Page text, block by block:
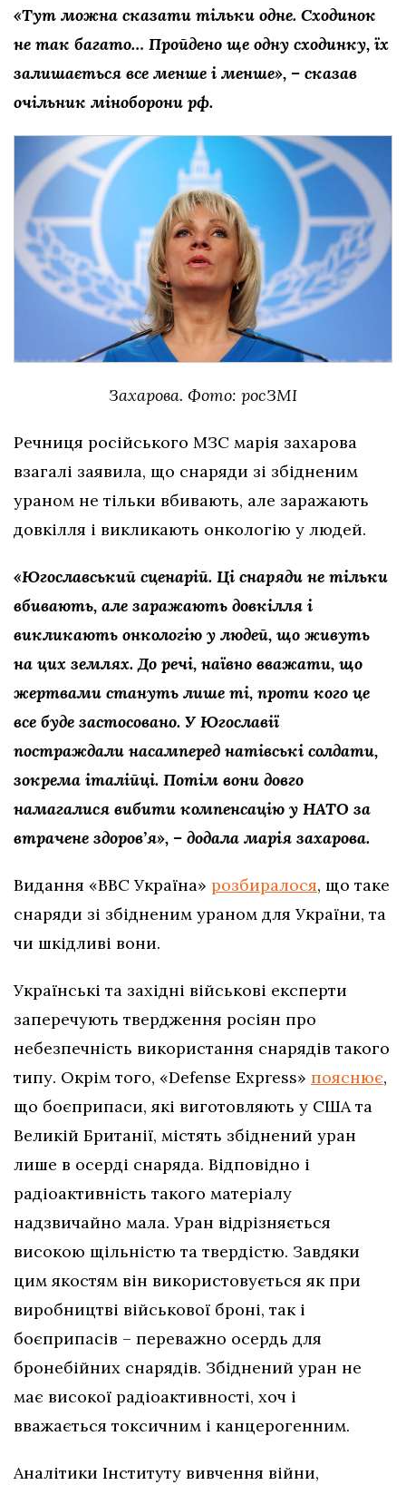
«Тут можна сказати тільки одне. Сходинок
не так багато… Пройдено ще одну сходинку, їх
залишається все менше і менше», – сказав
очільник міноборони рф.
Захарова. Фото: росЗМІ
Речниця російського МЗС марія захарова
взагалі заявила, що снаряди зі збідненим
ураном не тільки вбивають, але заражають
довкілля і викликають онкологію у людей.
«Югославський сценарій. Ці снаряди не тільки
вбивають, але заражають довкілля і
викликають онкологію у людей, що живуть
на цих землях. До речі, наївно вважати, що
жертвами стануть лише ті, проти кого це
все буде застосовано. У Югославії
постраждали насамперед натівські солдати,
зокрема італійці. Потім вони довго
намагалися вибити компенсацію у НАТО за
втрачене здоров’я», – додала марія захарова.
Видання «BBC Україна» розбиралося, що таке
снаряди зі збідненим ураном для України, та
чи шкідливі вони.
Українські та західні військові експерти
заперечують твердження росіян про
небезпечність використання снарядів такого
типу. Окрім того, «Defense Express» пояснює,
що боєприпаси, які виготовляють у США та
Великій Британії, містять збіднений уран
лише в осерді снаряда. Відповідно і
радіоактивність такого матеріалу
надзвичайно мала. Уран відрізняється
високою щільністю та твердістю. Завдяки
цим якостям він використовується як при
виробництві військової броні, так і
боєприпасів – переважно осердь для
бронебійних снарядів. Збіднений уран не
має високої радіоактивності, хоч і
вважається токсичним і канцерогенним.
Аналітики Інституту вивчення війни,